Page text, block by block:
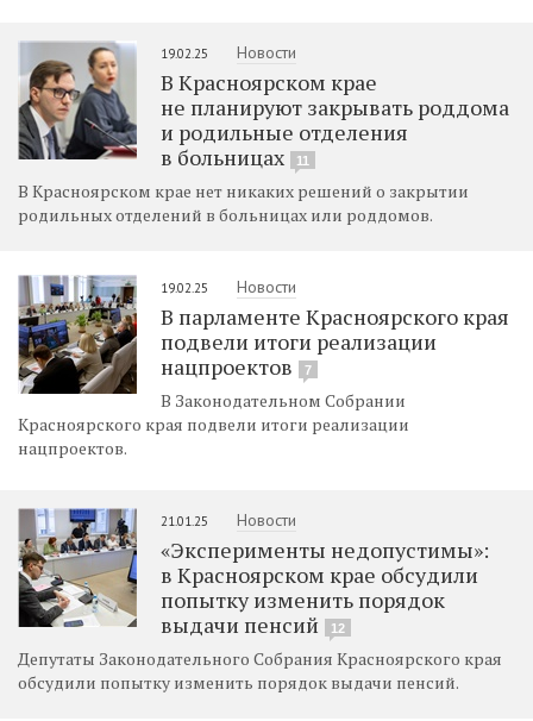
19.02.25 Новости
В Красноярском крае
не планируют закрывать роддома
и родильные отделения
в больницах
11
В Красноярском крае нет никаких решений о закрытии
родильных отделений в больницах или роддомов.
19.02.25 Новости
В парламенте Красноярского края
подвели итоги реализации
нацпроектов
7
В Законодательном Собрании
Красноярского края подвели итоги реализации
нацпроектов.
21.01.25 Новости
«Эксперименты недопустимы»:
в Красноярском крае обсудили
попытку изменить порядок
выдачи пенсий
12
Депутаты Законодательного Собрания Красноярского края
обсудили попытку изменить порядок выдачи пенсий.